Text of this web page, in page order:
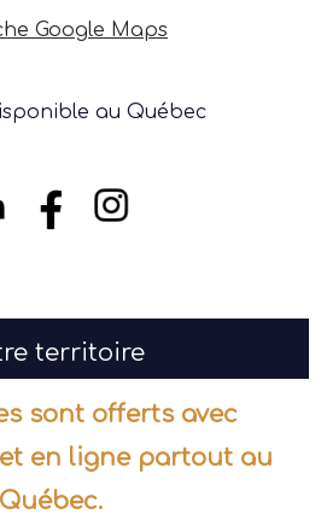
Google Maps
au Québec
territoire
sont offerts avec
en ligne partout au
Québec.